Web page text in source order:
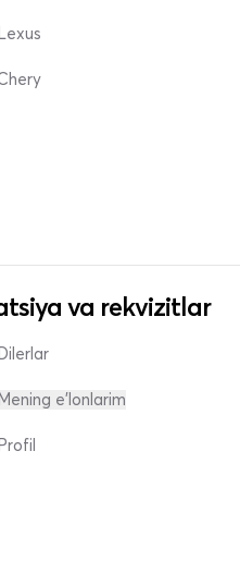
Lexus
va rekvizitlar
Dilerlar
Mening e'lonlarim
Profil